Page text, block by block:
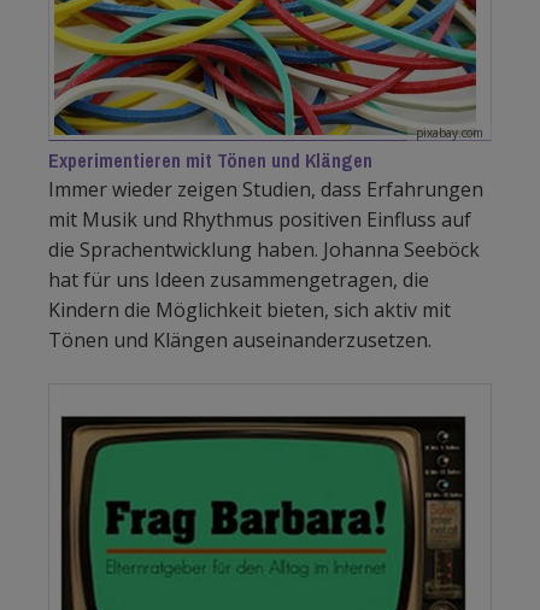
pixabay.com
Experimentieren mit Tönen und Klängen
Immer wieder zeigen Studien, dass Erfahrungen
mit Musik und Rhythmus positiven Einfluss auf
die Sprachentwicklung haben. Johanna Seeböck
hat für uns Ideen zusammengetragen, die
Kindern die Möglichkeit bieten, sich aktiv mit
Tönen und Klängen auseinanderzusetzen.